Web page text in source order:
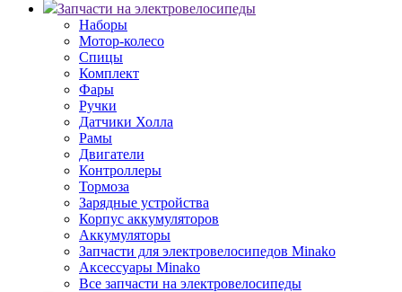
Запчасти на электровелосипеды
Наборы
Мотор-колесо
Спицы
Комплект
Фары
Ручки
Датчики Холла
Рамы
Двигатели
Контроллеры
Тормоза
Зарядные устройства
Корпус аккумуляторов
Аккумуляторы
Запчасти для электровелосипедов Minako
Аксессуары Minako
Все запчасти на электровелосипеды